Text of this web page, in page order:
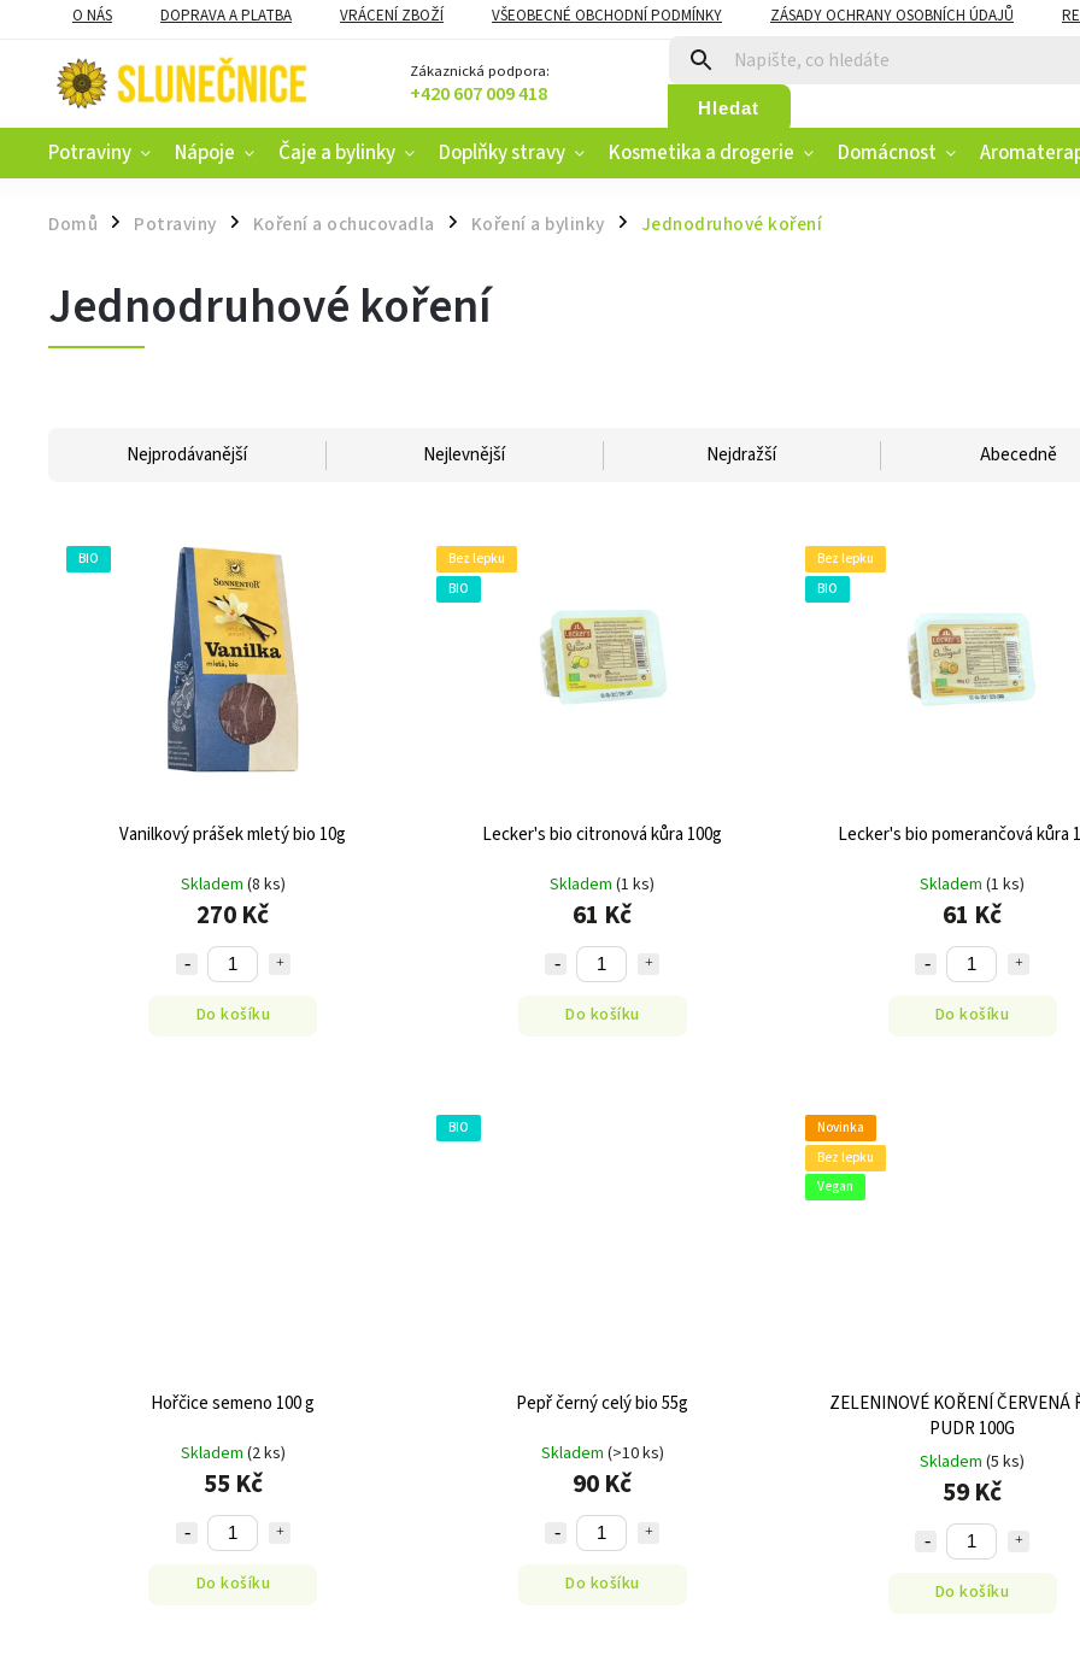
O NÁS DOPRAVA A PLATBA VRÁCENÍ ZBOŽÍ VŠEOBECNÉ OBCHODNÍ PODMÍNKY ZÁSADY OCHRANY OSOBNÍCH ÚDAJŮ
VĚRNOSTNÍ PROGRAM
Zákaznická podpora:
+420 607 009 418 Hledat
Potraviny Nápoje Čaje a bylinky Doplňky stravy Kosmetika a drogerie Domácnost
Domů / Potraviny / Koření a ochucovadla / Koření a bylinky / Jednodruhové koření
Jednodruhové koření
Nejprodávanější Nejlevnější Nejdražší Abecedně
BIO
Vanilkový prášek mletý bio 10g
Skladem (8 ks)
270 Kč
Do košíku
Bez lepku
BIO
Lecker's bio citronová kůra 100g
Skladem(1 ks)
61 Kč
Do košíku
Bez lepku
BIO
Lecker's bio pomerančová kůra
Skladem(1 ks)
61 Kč
Do košíku
Hořčice semeno 100 g
Skladem (2 ks)
55 Kč
Do košíku
BIO
Pepř černý celý bio 55g
Skladem (>10 ks)
90 Kč
Do košíku
Novinka
Bez lepku
Vegan
ZELENINOVÉ KOŘENÍ ČERVENÁ
PUDR 100G
Skladem(5 ks)
59 Kč
Do košíku